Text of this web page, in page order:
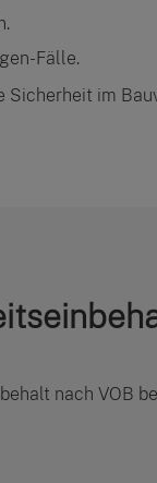
Fälle.
im
nach VOB